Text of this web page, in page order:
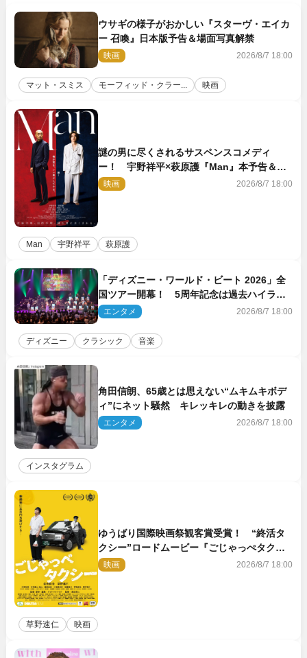
ウサギの様子がおかしい『スターヴ・エイカ
ー 召喚』日本版予告＆場面写真解禁
映画 2026/8/7 18:00
マット・スミス モーフィッド・クラー... 映画
謎の男に尽くされるサスペンスコメディ
ー！ 宇野祥平×萩原護『Man』本予告＆新
ビジュアル解禁
映画 2026/8/7 18:00
Man 宇野祥平 萩原護
「ディズニー・ワールド・ビート 2026」全
国ツアー開幕！ 5周年記念は過去ハイライ
ト＆クルーズ旅を大満喫！【潜入レポート】
エンタメ 2026/8/7 18:00
ディズニー クラシック 音楽
角田信朗、65歳とは思えない“ムキムキボデ
ィ”にネット騒然 キレッキレの動きを披露
エンタメ 2026/8/7 18:00
インスタグラム
ゆうばり国際映画祭観客賞受賞！ “終活タ
クシー”ロードムービー『ごじゃっぺタクシ
ー』10月公開＆予告解禁
映画 2026/8/7 18:00
草野速仁 映画